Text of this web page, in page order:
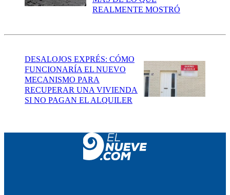
REALMENTE MOSTRÓ
DESALOJOS EXPRÉS: CÓMO
FUNCIONARÍA EL NUEVO
MECANISMO PARA
RECUPERAR UNA VIVIENDA
SI NO PAGAN EL ALQUILER